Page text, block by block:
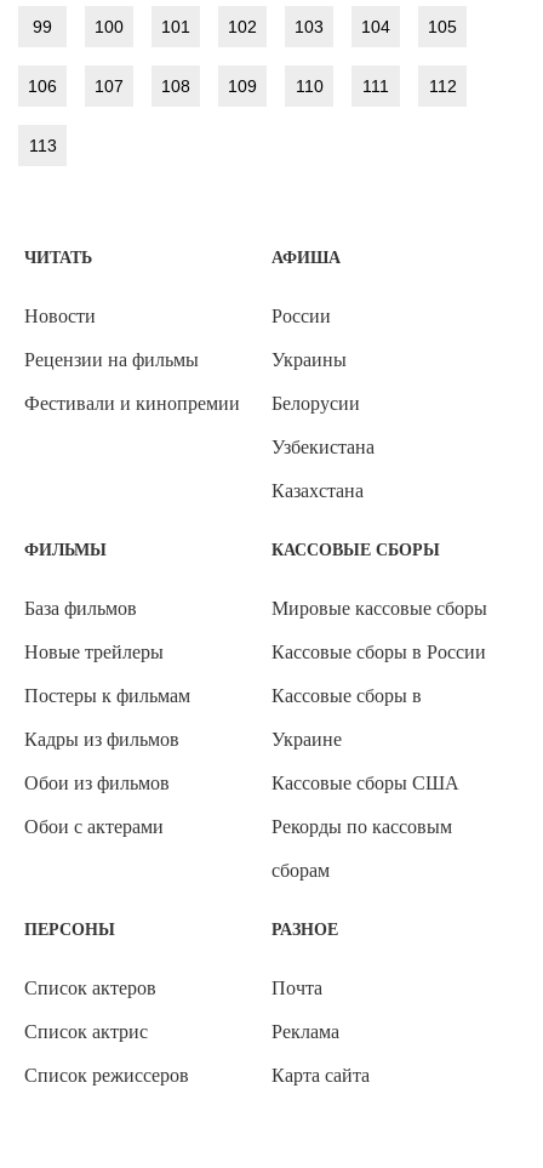
99 100 101 102 103 104 105
106 107 108 109 110 111 112
113
ЧИТАТЬ
Новости
Рецензии на фильмы
Фестивали и кинопремии
АФИША
России
Украины
Белорусии
Узбекистана
Казахстана
ФИЛЬМЫ
База фильмов
Новые трейлеры
Постеры к фильмам
Кадры из фильмов
Обои из фильмов
Обои с актерами
КАССОВЫЕ СБОРЫ
Мировые кассовые сборы
Кассовые сборы в России
Кассовые сборы в
Украине
Кассовые сборы США
Рекорды по кассовым
сборам
ПЕРСОНЫ
Список актеров
Список актрис
Список режиссеров
РАЗНОЕ
Почта
Реклама
Карта сайта